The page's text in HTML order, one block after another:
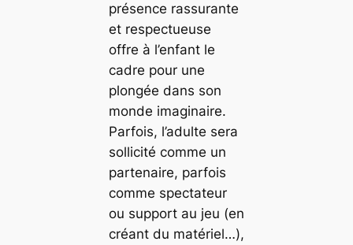
présence rassurante
et respectueuse
offre à l’enfant le
cadre pour une
plongée dans son
monde imaginaire.
Parfois, l’adulte sera
sollicité comme un
partenaire, parfois
comme spectateur
ou support au jeu (en
créant du matériel…),